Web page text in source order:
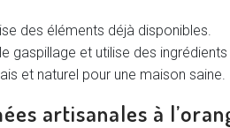
des éléments déjà disponibles.
gaspillage et utilise des
et naturel pour une maison saine.
artisanales à